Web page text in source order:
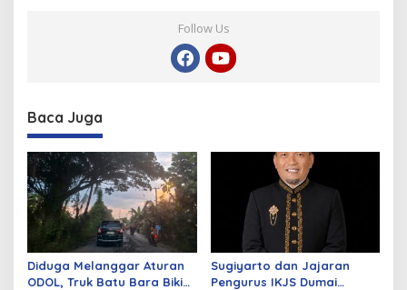
Follow Us
Baca Juga
Diduga Melanggar Aturan
ODOL, Truk Batu Bara Bikin
Sugiyarto dan Jajaran
Pengurus IKJS Dumai